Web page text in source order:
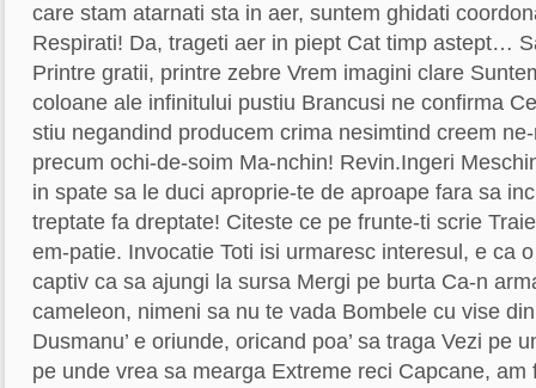
care stam atarnati sta in aer, suntem ghidati
Respirati! Da, trageti aer in piept Cat timp astept…
Printre gratii, printre zebre Vrem imagini clare
coloane ale infinitului pustiu Brancusi ne confirma
stiu negandind producem crima nesimtind creem
precum ochi-de-soim Ma-nchin! Revin.Ingeri
in spate sa le duci aproprie-te de aproape fara sa
treptate fa dreptate! Citeste ce pe frunte-ti scrie
em-patie. Invocatie Toti isi urmaresc interesul, e ca
captiv ca sa ajungi la sursa Mergi pe burta Ca-n
cameleon, nimeni sa nu te vada Bombele cu vise
Dusmanu’ e oriunde, oricand poa’ sa traga Vezi pe
pe unde vrea sa mearga Extreme reci Capcane, am